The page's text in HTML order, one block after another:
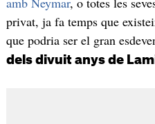
privat, ja fa temps que
que podria ser el gran
dels divuit anys de